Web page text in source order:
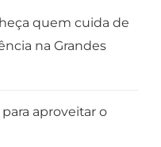
quem cuida de
na Grandes
aproveitar o